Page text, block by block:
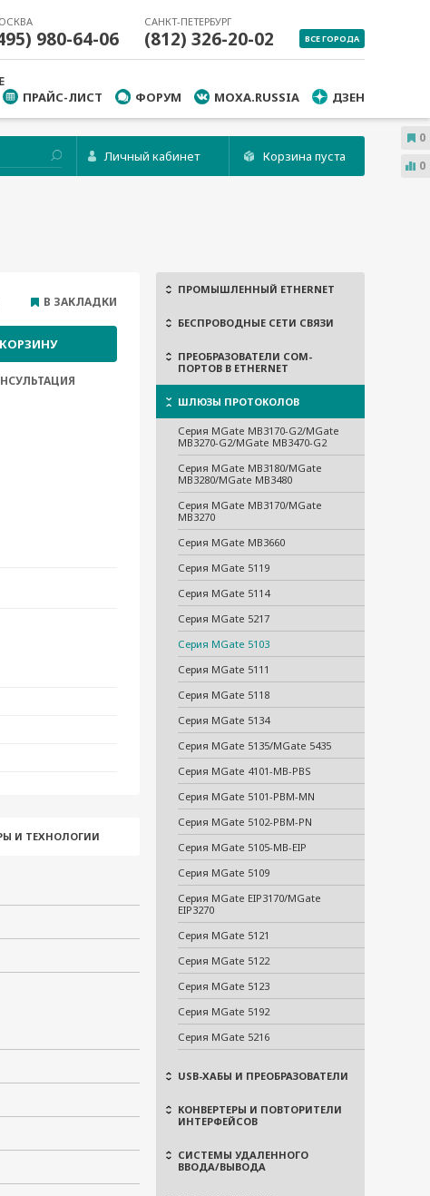
980-64-06
САНКТ-ПЕТЕРБУРГ
(812) 326-20-02 ВСЕ ГОРОДА
ПРАЙС-ЛИСТ
ФОРУМ MOXA.RUSSIA ДЗЕН
Личный кабинет Корзина пуста
ПРОМЫШЛЕННЫЙ ETHERNET
БЕСПРОВОДНЫЕ СЕТИ СВЯЗИ
ПРЕОБРАЗОВАТЕЛИ COM-
ПОРТОВ В ETHERNET
ШЛЮЗЫ ПРОТОКОЛОВ
Серия MGate MB3170-G2/MGate
MB3270-G2/MGate MB3470-G2
Серия MGate MB3180/MGate
MB3280/MGate MB3480
Серия MGate MB3170/MGate
MB3270
Серия MGate MB3660
Серия MGate 5119
Серия MGate 5114
Серия MGate 5217
Серия MGate 5103
Серия MGate 5111
Серия MGate 5118
Серия MGate 5134
Серия MGate 5135/MGate 5435
Серия MGate 4101-MB-PBS
Серия MGate 5101-PBM-MN
Серия MGate 5102-PBM-PN
Серия MGate 5105-MB-EIP
Серия MGate 5109
Серия MGate EIP3170/MGate
EIP3270
Серия MGate 5121
Серия MGate 5122
Серия MGate 5123
Серия MGate 5192
Серия MGate 5216
USB-ХАБЫ И ПРЕОБРАЗОВАТЕЛИ
КОНВЕРТЕРЫ И ПОВТОРИТЕЛИ
ИНТЕРФЕЙСОВ
СИСТЕМЫ УДАЛЕННОГО
ВВОДА/ВЫВОДА
В ЗАКЛАДКИ
И ТЕХНОЛОГИИ
0
0